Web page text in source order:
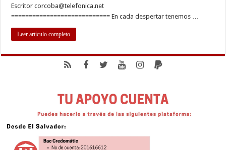
Escritorcorcoba@telefonica.net
============================ En cada despertar tenemos …
Leer artículo completo